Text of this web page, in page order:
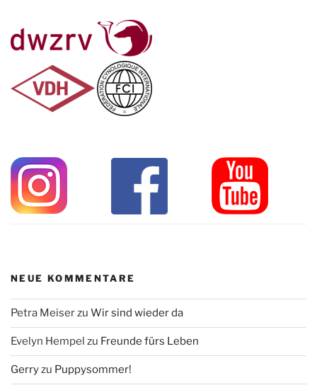
NEUE KOMMENTARE
Petra Meiserzu Wir sind wieder da
Evelyn Hempel zu Freunde fürs Leben
Gerryzu Puppysommer!